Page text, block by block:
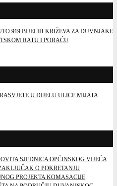
919 BIJELIH KRIŽEVA ZA DUVNJAKE
RATU I PORAĆU
U DIJELU ULICE MIJATA
SJEDNICA OPĆINSKOG VIJEĆA
O POKRETANJU
PROJEKTA KOMASACIJE